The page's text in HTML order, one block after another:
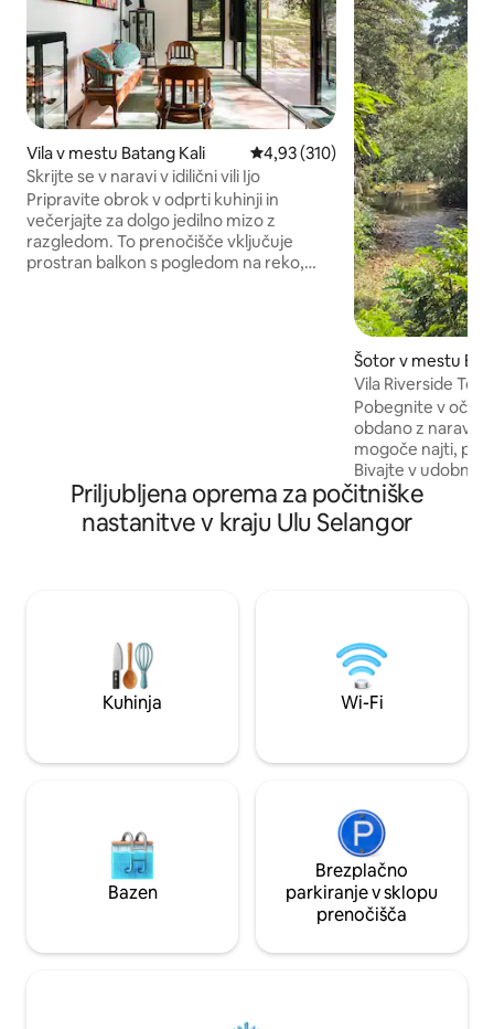
Vila v mestu Batang Kali Povprečna ocena: 4,93 od 5, št.
4,93 (310)
Skrijte se v naravi v idilični vili Ijo
Pripravite obrok v odprti kuhinji in
večerjajte za dolgo jedilno mizo z
razgledom. To prenočišče vključuje
prostran balkon s pogledom na reko,
Batang Kali, Hulu Yam Bharu in Kuala
Kubu Bharu so le kratka vožnja z
avtomobilom in imajo veliko restavracij.
prodajalne Genting Highlands - 25 km
(30 min vožnje) Resorts World Genting -
32 km (40 min vožnje) Kuala Kubu Bharu
- 21 km (30 min vožnje) Slapovi za
Šotor v mestu
Vila Riverside
Kalong
Pobegnite v
obdano z naravo
mogoče najti,
Bivajte v udobni
nalašč za družine
Uživajte v čisti
nekaj korakov,
Opomba: na
dela. Manjše
vendar naravna
reke še vedno
Priljubljena oprema za počitniške
nastanitve v kraju Ulu Selangor
Kuhinja Wi-Fi
Bazen
Brezplačno
parkiranje v sklopu
prenočišča